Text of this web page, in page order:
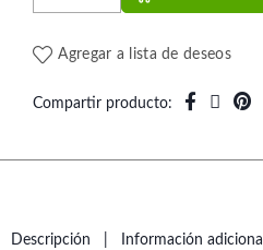
Agregar a lista de deseos
Compartir producto
Descripción Información adicional